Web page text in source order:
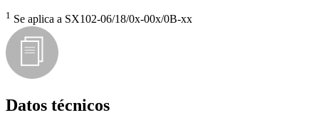
1 Se aplica a SX102-06/18/0x-00x/0B-xx
Datos técnicos